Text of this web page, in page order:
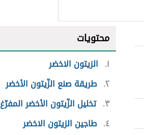
محتويات
١ الزيتون الاخضر
٢ طريقة صنع الزّيتون الأخضر
٣ تخليل الزّيتون الأخضر المفرّغ
٤ طاجين الزيتون الاخضر